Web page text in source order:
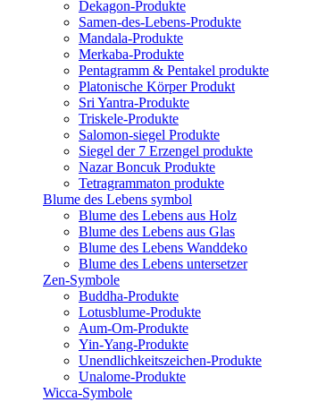
Dekagon-Produkte
Samen-des-Lebens-Produkte
Mandala-Produkte
Merkaba-Produkte
Pentagramm & Pentakel produkte
Platonische Körper Produkt
Sri Yantra-Produkte
Triskele-Produkte
Salomon-siegel Produkte
Siegel der 7 Erzengel produkte
Nazar Boncuk Produkte
Tetragrammaton produkte
Blume des Lebens symbol​
Blume des Lebens aus Holz
Blume des Lebens aus Glas
Blume des Lebens Wanddeko
Blume des Lebens untersetzer
Zen-Symbole
Buddha-Produkte
Lotusblume-Produkte
Aum-Om-Produkte
Yin-Yang-Produkte
Unendlichkeitszeichen-Produkte
Unalome-Produkte
Wicca-Symbole